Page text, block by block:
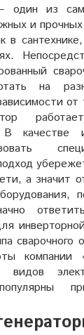
один из
и
в
на
от
В качестве
а значит
сварочного
компании
видов